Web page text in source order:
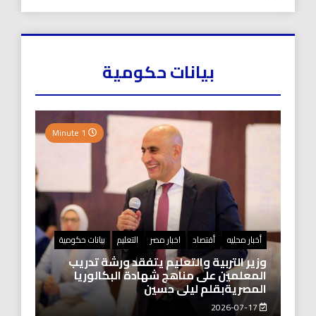
بيانات حكومية
أخبار محليه أقتصاد اخبار مصر التعليم بيانات حكومية
وزير التربية والتعليم يتفقد ورشة تدريب
المعلمين على مناهج شهادة البكالوريا
المصريةبقلم ليلى حسين
2026-07-17